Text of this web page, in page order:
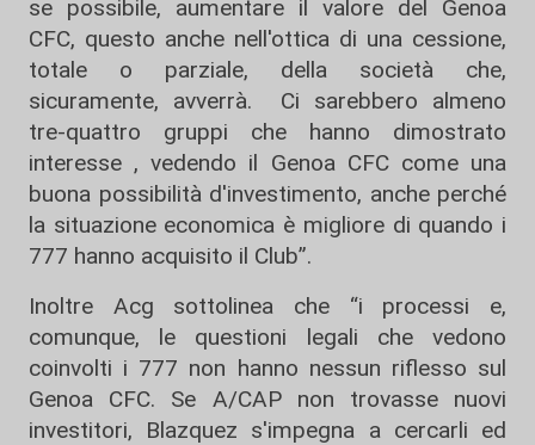
se possibile, aumentare il valore del Genoa
CFC, questo anche nell'ottica di una cessione,
totale o parziale, della società che,
sicuramente, avverrà. Ci sarebbero almeno
tre-quattro gruppi che hanno dimostrato
interesse , vedendo il Genoa CFC come una
buona possibilità d'investimento, anche perché
la situazione economica è migliore di quando i
777 hanno acquisito il Club”.
Inoltre Acg sottolinea che “i processi e,
comunque, le questioni legali che vedono
coinvolti i 777 non hanno nessun riflesso sul
Genoa CFC. Se A/CAP non trovasse nuovi
investitori, Blazquez s'impegna a cercarli ed